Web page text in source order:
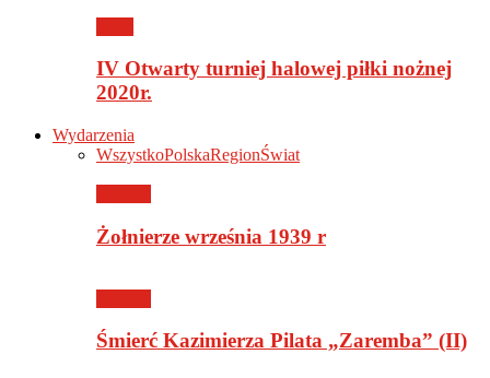
IV Otwarty turniej halowej piłki nożnej
2020r.
Wydarzenia
WszystkoPolskaRegionŚwiat
Żołnierze września 1939 r
Śmierć Kazimierza Pilata „Zaremba” (II)